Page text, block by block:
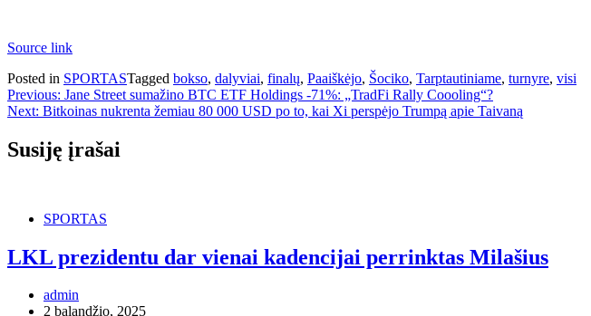
Source link
Posted in SPORTASTagged bokso, dalyviai, finalų, Paaiškėjo, Šociko, Tarptautiniame, turnyre, visi
Navigacija
tarp
įrašų
Previous: Jane Street sumažino BTC ETF Holdings -71%: „TradFi Rally Coooling“?
Next: Bitkoinas nukrenta žemiau 80 000 USD po to, kai Xi perspėjo Trumpą apie Taivaną
Susiję įrašai
SPORTAS
LKL prezidentu dar vienai kadencijai perrinktas Milašius
admin
2 balandžio, 2025